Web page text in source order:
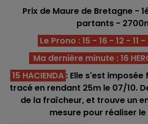
Prix de Maure de Bretagne -
partants -
Le Prono : 15 - 16 - 12 - 11
Ma dernière minute : 16
15 HACIENDA : Elle s'est
tracé en rendant 25m le 07/10.
de la fraîcheur, et trouve un
mesure pour réaliser